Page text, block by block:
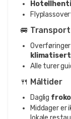
🚐 Transport
Alle turer
🍴 Måltider
Daglig
Middager er